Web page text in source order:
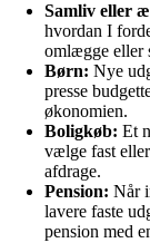
Samliv eller
hvordan I
omlægge eller
Børn: Nye
presse
økonomien.
Boligkøb: Et
vælge fast
afdrage.
Pension: Når
lavere faste
pension med